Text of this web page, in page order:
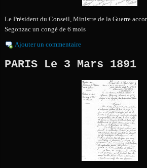
Le Président du Conseil, Ministre de la Guerre
Segonzac un congé de 6 mois
Ajouter un commentaire
PARIS Le 3 Mars 1891